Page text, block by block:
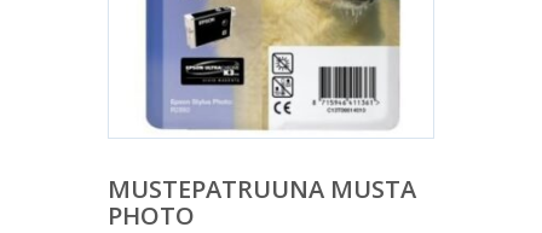
MUSTEPATRUUNA MUSTA
PHOTO